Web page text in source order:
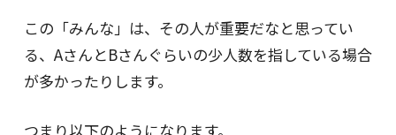
この「みんな」は、その人が重要だなと思ってい
る、AさんとBさんぐらいの少人数を指している場合
が多かったりします。
つまり以下のようになります。